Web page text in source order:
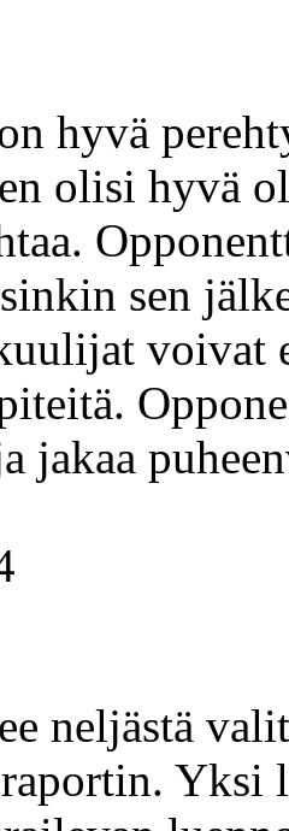
hyvä
olisi hyvä
sen
voivat
jakaa
neljästä
Yksi